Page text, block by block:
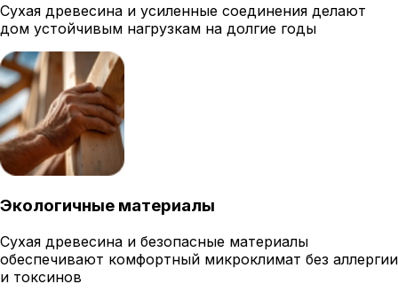
Сухая древесина и усиленные соединения делают
дом устойчивым нагрузкам на долгие годы
Экологичные материалы
Сухая древесина и безопасные материалы
обеспечивают комфортный микроклимат без аллергии
и токсинов